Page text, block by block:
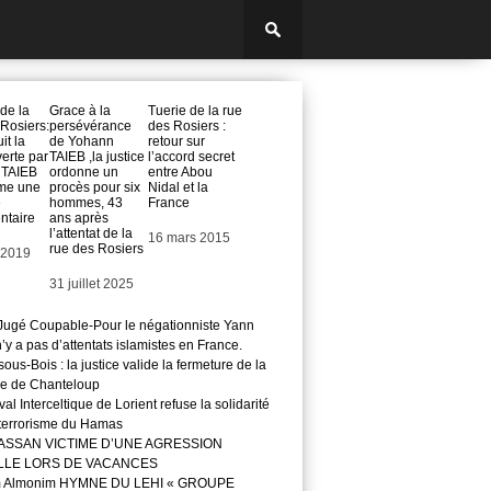
la
la
par
une
Grace à la
persévérance
de Yohann
TAIEB ,la justice
ordonne un
procès pour six
hommes, 43
ans après
l’attentat de la
rue des Rosiers
Date
31 juillet 2025
Tuerie de la rue
des Rosiers :
retour sur
l’accord secret
entre Abou
Nidal et la
France
Date
16 mars 2015
Coupable-Pour le négationniste Yann
a pas d’attentats islamistes en France.
Bois : la justice valide la fermeture de la
de Chanteloup
Interceltique de Lorient refuse la solidarité
du Hamas
VICTIME D’UNE AGRESSION
LORS DE VACANCES
Almonim HYMNE DU LEHI « GROUPE